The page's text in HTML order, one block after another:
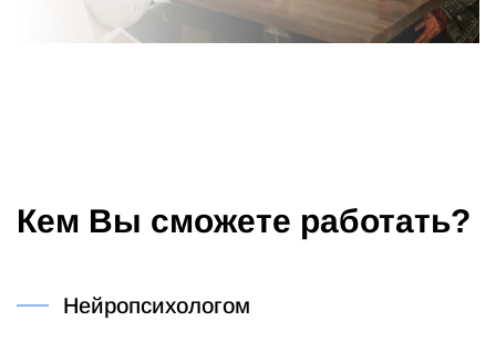
Кем Вы сможете работать?
Нейропсихологом